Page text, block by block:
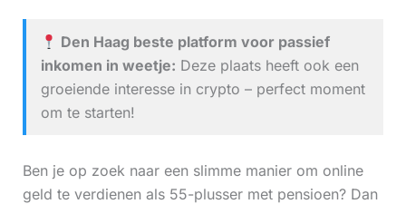
Den Haag beste platform voor passief
inkomen in weetje: Deze plaats heeft ook een
groeiende interesse in crypto – perfect moment
om te starten!
Ben je op zoek naar een slimme manier om online
geld te verdienen als 55-plusser met pensioen? Dan